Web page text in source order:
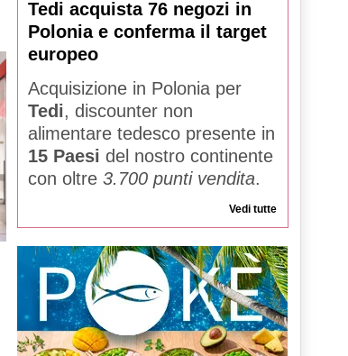
Tedi acquista 76 negozi in
Polonia e conferma il target
europeo
Acquisizione in Polonia per
Tedi, discounter non
alimentare tedesco presente in
15 Paesi del nostro continente
con oltre 3.700 punti vendita.
Vedi tutte